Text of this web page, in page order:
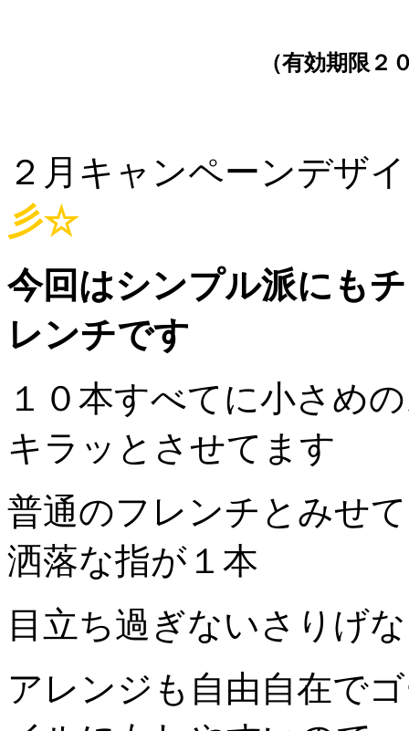
（有効期限２
２月キャンペーンデザ
彡☆
今回はシンプル派にも
レンチです
１０本すべてに小さめ
キラッとさせてます
普通のフレンチとみせ
洒落な指が１本
目立ち過ぎないさりげ
アレンジも自由自在で